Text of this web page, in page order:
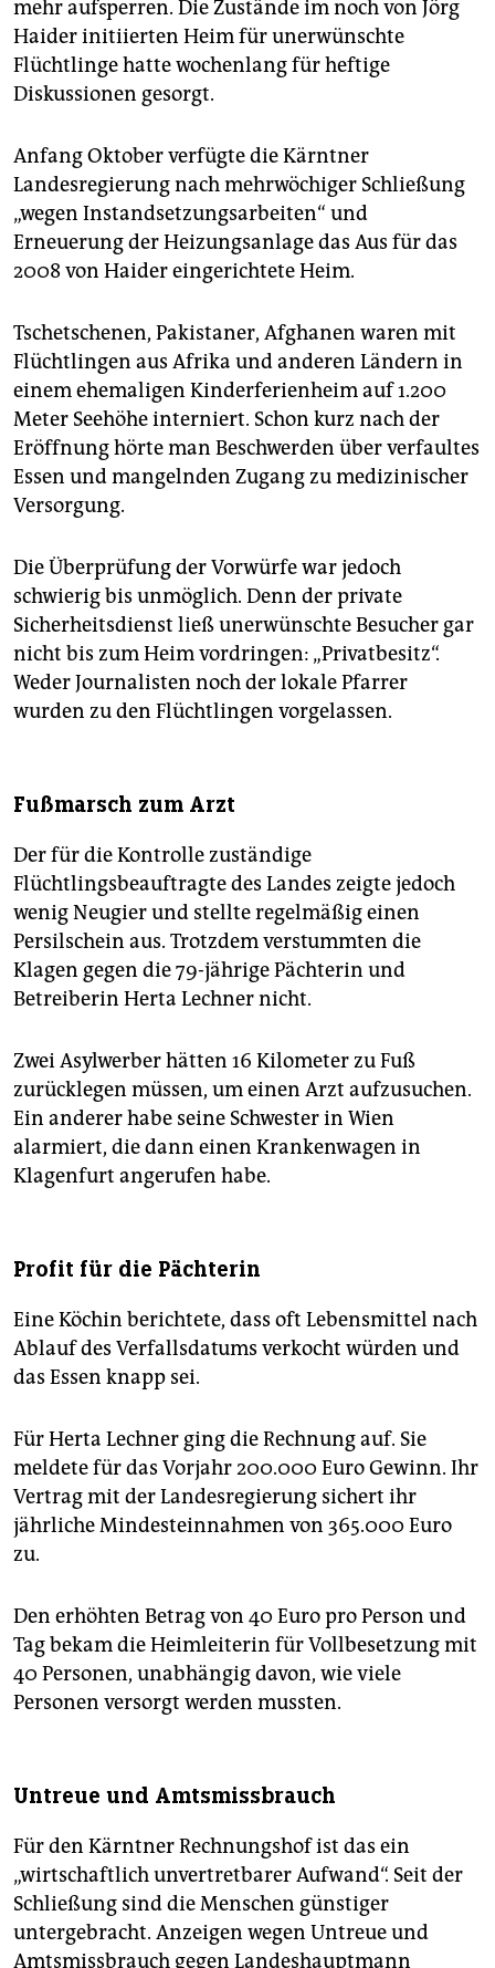
mehr aufsperren. Die Zustände im noch von Jörg
Haider initiierten Heim für unerwünschte
Flüchtlinge hatte wochenlang für heftige
Diskussionen gesorgt.
Anfang Oktober verfügte die Kärntner
Landesregierung nach mehrwöchiger Schließung
„wegen Instandsetzungsarbeiten“ und
Erneuerung der Heizungsanlage das Aus für das
2008 von Haider eingerichtete Heim.
Tschetschenen, Pakistaner, Afghanen waren mit
Flüchtlingen aus Afrika und anderen Ländern in
einem ehemaligen Kinderferienheim auf 1.200
Meter Seehöhe interniert. Schon kurz nach der
Eröffnung hörte man Beschwerden über verfaultes
Essen und mangelnden Zugang zu medizinischer
Versorgung.
Die Überprüfung der Vorwürfe war jedoch
schwierig bis unmöglich. Denn der private
Sicherheitsdienst ließ unerwünschte Besucher gar
nicht bis zum Heim vordringen: „Privatbesitz“.
Weder Journalisten noch der lokale Pfarrer
wurden zu den Flüchtlingen vorgelassen.
Fußmarsch zum Arzt
Der für die Kontrolle zuständige
Flüchtlingsbeauftragte des Landes zeigte jedoch
wenig Neugier und stellte regelmäßig einen
Persilschein aus. Trotzdem verstummten die
Klagen gegen die 79-jährige Pächterin und
Betreiberin Herta Lechner nicht.
Zwei Asylwerber hätten 16 Kilometer zu Fuß
zurücklegen müssen, um einen Arzt aufzusuchen.
Ein anderer habe seine Schwester in Wien
alarmiert, die dann einen Krankenwagen in
Klagenfurt angerufen habe.
Profit für die Pächterin
Eine Köchin berichtete, dass oft Lebensmittel nach
Ablauf des Verfallsdatums verkocht würden und
das Essen knapp sei.
Für Herta Lechner ging die Rechnung auf. Sie
meldete für das Vorjahr 200.000 Euro Gewinn. Ihr
Vertrag mit der Landesregierung sichert ihr
jährliche Mindesteinnahmen von 365.000 Euro
zu.
Den erhöhten Betrag von 40 Euro pro Person und
Tag bekam die Heimleiterin für Vollbesetzung mit
40 Personen, unabhängig davon, wie viele
Personen versorgt werden mussten.
Untreue und Amtsmissbrauch
Für den Kärntner Rechnungshof ist das ein
„wirtschaftlich unvertretbarer Aufwand“. Seit der
Schließung sind die Menschen günstiger
untergebracht. Anzeigen wegen Untreue und
Amtsmissbrauch gegen Landeshauptmann